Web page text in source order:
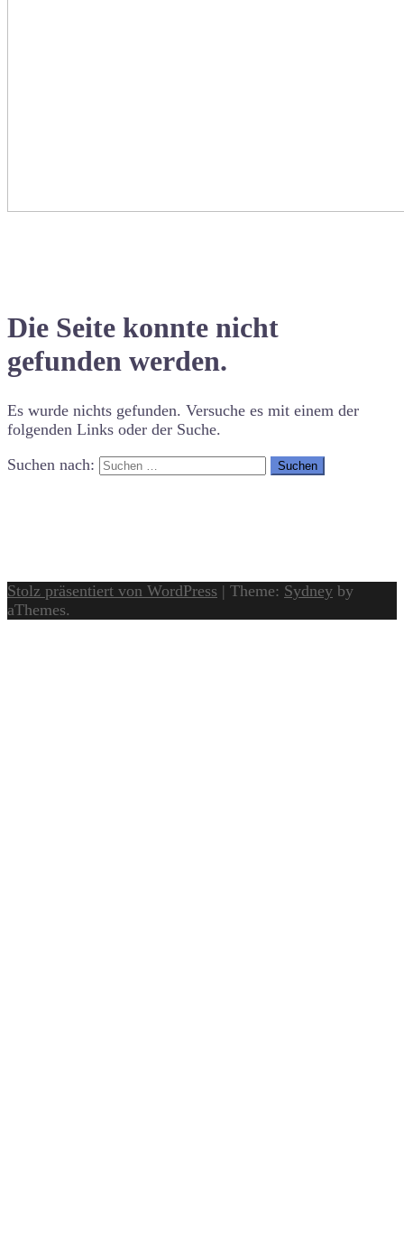
Die Seite konnte nicht
gefunden werden.
Es wurde nichts gefunden. Versuche es mit einem der
folgenden Links oder der Suche.
Suchen nach:
Stolz präsentiert von WordPress | Theme: Sydney by
aThemes.